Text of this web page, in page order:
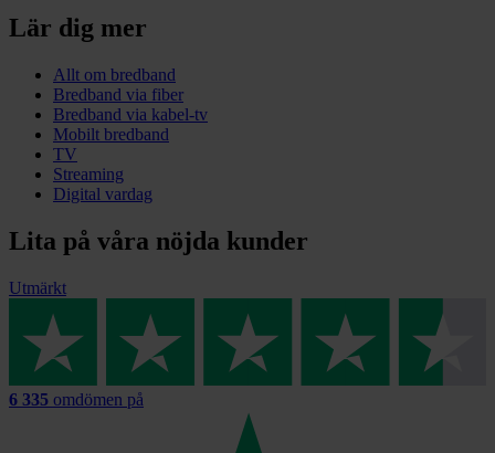
Lär dig mer
Allt om bredband
Bredband via fiber
Bredband via kabel-tv
Mobilt bredband
TV
Streaming
Digital vardag
Lita på våra nöjda kunder
Utmärkt
6 335 omdömen på